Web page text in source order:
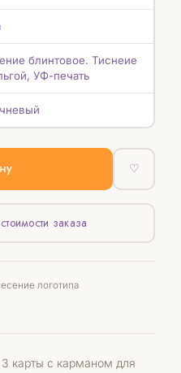
блинтовое. Тиснеие
УФ-печать
♡
заказа
логотипа
карты с карманом для